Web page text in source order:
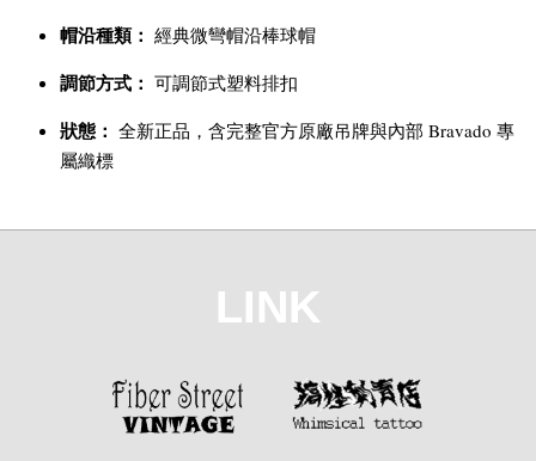
帽沿種類： 經典微彎帽沿棒球帽
調節方式： 可調節式塑料排扣
狀態： 全新正品，含完整官方原廠吊牌與內部 Bravado 專
屬織標
LINK